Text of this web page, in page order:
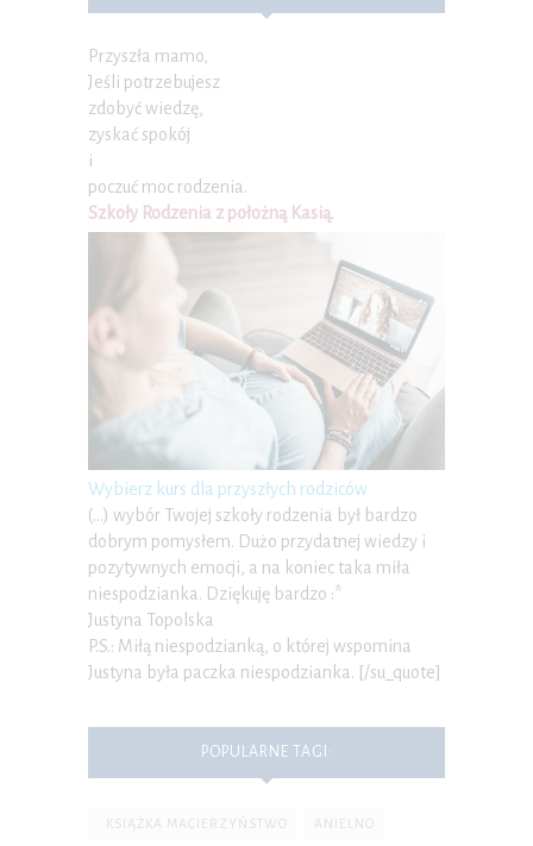
Przyszła mamo,
Jeśli potrzebujesz
zdobyć wiedzę,
zyskać spokój
i
poczuć moc rodzenia.
Szkoły Rodzenia z położną Kasią.
Wybierz kurs dla przyszłych rodziców
(…) wybór Twojej szkoły rodzenia był bardzo
dobrym pomysłem. Dużo przydatnej wiedzy i
pozytywnych emocji, a na koniec taka miła
niespodzianka. Dziękuję bardzo :*
Justyna Topolska
P.S.: Miłą niespodzianką, o której wspomina
Justyna była paczka niespodzianka. [/su_quote]
POPULARNE TAGI:
. KSIĄŻKA MACIERZYŃSTWO ANIELNO